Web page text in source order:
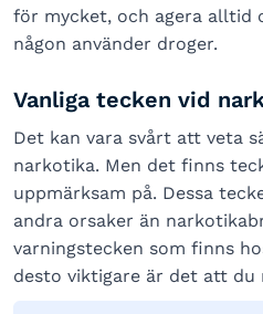
för mycket, och agera alltid
någon använder droger.
Vanliga tecken vid
Det kan vara svårt att veta
narkotika. Men det finns
uppmärksam på. Dessa
andra orsaker än
varningstecken som finns
desto viktigare är det att du